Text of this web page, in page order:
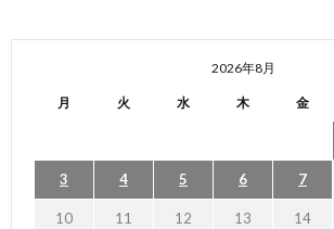
2026年8月
月 火 水 木 金
3 4 5 6 7
10 11 12 13 14